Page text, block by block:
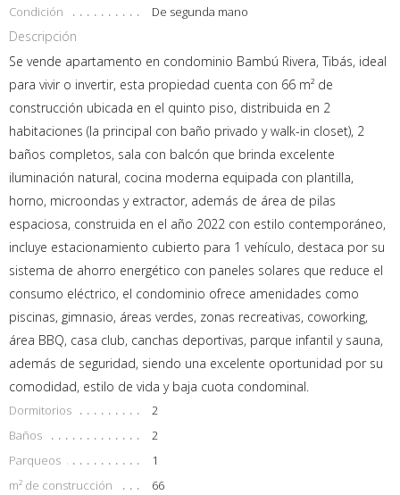
Condición
De segunda mano
Descripción
Se vende apartamento en condominio Bambú Rivera, Tibás, ideal
para vivir o invertir, esta propiedad cuenta con 66 m² de
construcción ubicada en el quinto piso, distribuida en 2
habitaciones (la principal con baño privado y walk-in closet), 2
baños completos, sala con balcón que brinda excelente
iluminación natural, cocina moderna equipada con plantilla,
horno, microondas y extractor, además de área de pilas
espaciosa, construida en el año 2022 con estilo contemporáneo,
incluye estacionamiento cubierto para 1 vehículo, destaca por su
sistema de ahorro energético con paneles solares que reduce el
consumo eléctrico, el condominio ofrece amenidades como
piscinas, gimnasio, áreas verdes, zonas recreativas, coworking,
área BBQ, casa club, canchas deportivas, parque infantil y sauna,
además de seguridad, siendo una excelente oportunidad por su
comodidad, estilo de vida y baja cuota condominal.
Dormitorios
2
Baños
2
Parqueos
1
m² de construcción
66